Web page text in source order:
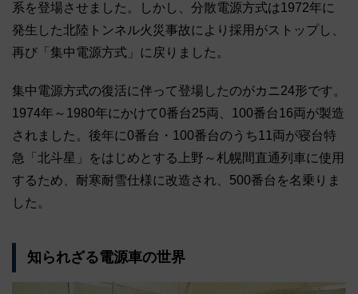
系を登場させました。しかし、分散電源方式は1972年に
発生した北陸トンネル火災事故により採用がストップし、
再び「集中電源方式」に戻りました。
集中電源方式の復活に伴って登場したのがカニ24形です。
1974年～1980年にかけて0番台25両、100番台16両が製造
されました。後年に0番台・100番台のうち11両が寝台特
急「北斗星」をはじめとする上野～札幌間直通列車に使用
するため、耐寒耐雪仕様に改造され、500番台を名乗りま
した。
知られざる電源車の世界